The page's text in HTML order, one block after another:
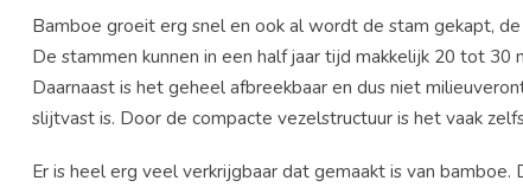
Bamboe groeit erg snel en ook al wordt de stam gekapt,
De stammen kunnen in een half jaar tijd makkelijk 20 tot
Daarnaast is het geheel afbreekbaar en dus niet
slijtvast is. Door de compacte vezelstructuur is het vaak
Er is heel erg veel verkrijgbaar dat gemaakt is van